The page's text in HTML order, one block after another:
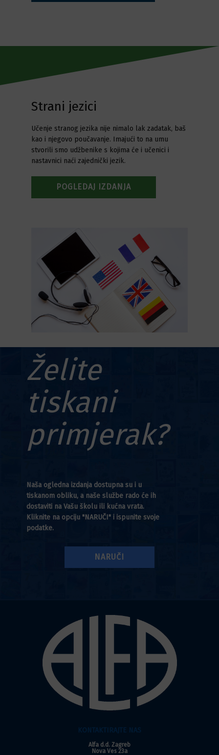
Strani jezici
Učenje stranog jezika nije nimalo lak zadatak, baš
kao i njegovo poučavanje. Imajući to na umu
stvorili smo udžbenike s kojima će i učenici i
nastavnici naći zajednički jezik.
POGLEDAJ IZDANJA
Želite
tiskani
primjerak?
NARUČI
Naša ogledna izdanja dostupna su i u
tiskanom obliku, a naše službe rado će ih
dostaviti na Vašu školu ili kućna vrata.
Kliknite na opciju "NARUČI" i ispunite svoje
podatke.
KONTAKTIRAJTE NAS
Alfa d.d. Zagreb
Nova Ves 23a